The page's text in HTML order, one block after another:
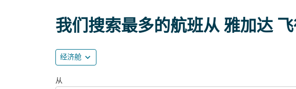
我们搜索最多的航班从 雅加达
经济舱 expand_more
从
尝试更新您的路线（出发地和/或目的地）或与下面的各个日期互